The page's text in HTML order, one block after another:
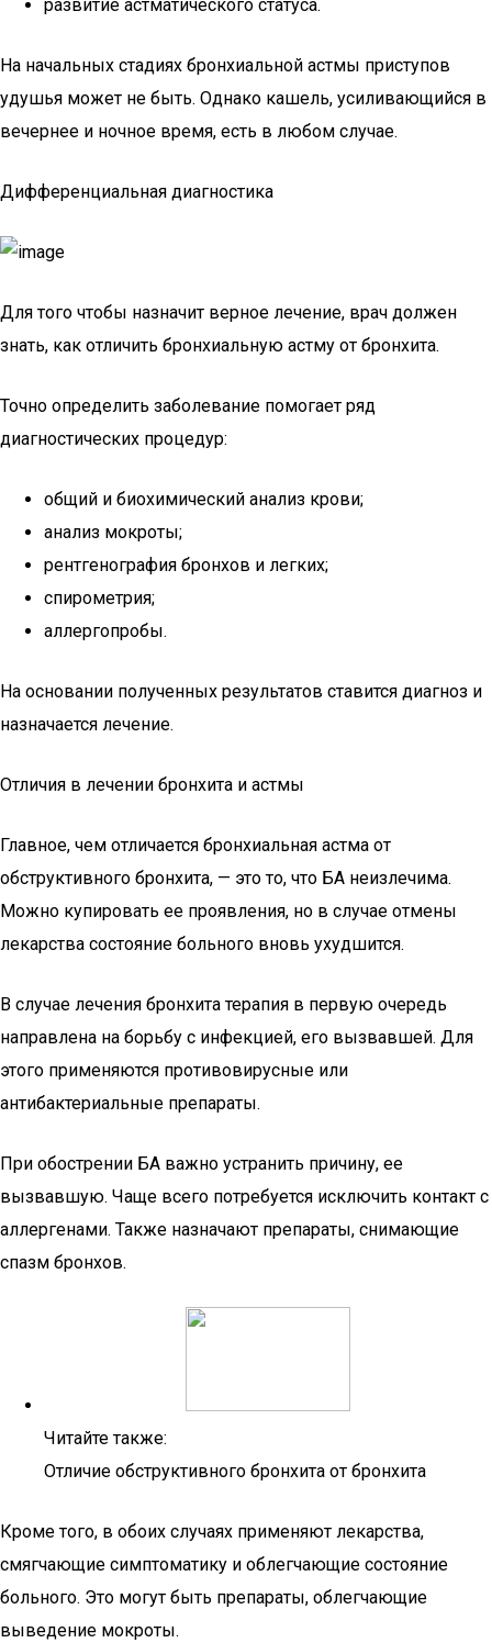
развитие астматического статуса.
На начальных стадиях бронхиальной астмы приступов
удушья может не быть. Однако кашель, усиливающийся в
вечернее и ночное время, есть в любом случае.
Дифференциальная диагностика
Для того чтобы назначит верное лечение, врач должен
знать, как отличить бронхиальную астму от бронхита.
Точно определить заболевание помогает ряд
диагностических процедур:
общий и биохимический анализ крови;
анализ мокроты;
рентгенография бронхов и легких;
спирометрия;
аллергопробы.
На основании полученных результатов ставится диагноз и
назначается лечение.
Отличия в лечении бронхита и астмы
Главное, чем отличается бронхиальная астма от
обструктивного бронхита, — это то, что БА неизлечима.
Можно купировать ее проявления, но в случае отмены
лекарства состояние больного вновь ухудшится.
В случае лечения бронхита терапия в первую очередь
направлена на борьбу с инфекцией, его вызвавшей. Для
этого применяются противовирусные или
антибактериальные препараты.
При обострении БА важно устранить причину, ее
вызвавшую. Чаще всего потребуется исключить контакт с
аллергенами. Также назначают препараты, снимающие
спазм бронхов.
Читайте также:
Отличие обструктивного бронхита от бронхита
Кроме того, в обоих случаях применяют лекарства,
смягчающие симптоматику и облегчающие состояние
больного. Это могут быть препараты, облегчающие
выведение мокроты.